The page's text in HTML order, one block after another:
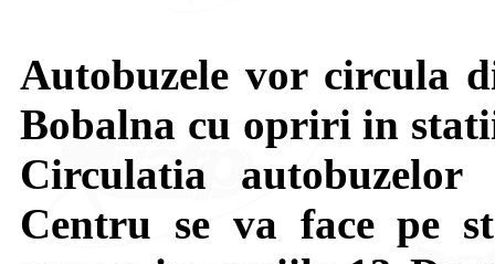
Autobuzele vor circula
Bobalna cu opriri in
Circulatia
Centru se va face pe